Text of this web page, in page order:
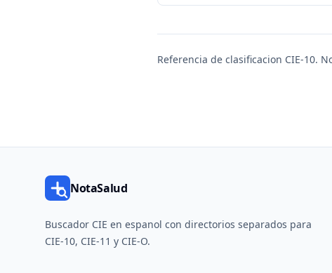
Referencia de clasificacion CIE-10.
NotaSalud
Buscador CIE en espanol con directorios separados para
CIE-10, CIE-11 y CIE-O.